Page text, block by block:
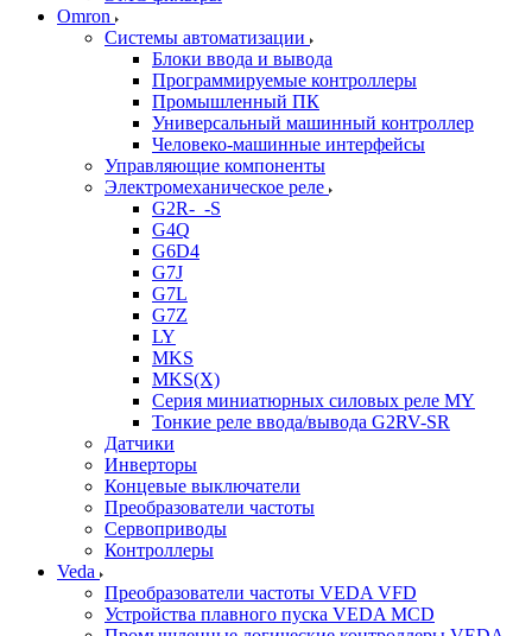
Omron
Системы автоматизации
Блоки ввода и вывода
Программируемые контроллеры
Промышленный ПК
Универсальный машинный контроллер
Человеко-машинные интерфейсы
Управляющие компоненты
Электромеханическое реле
G2R-_-S
G4Q
G6D4
G7J
G7L
G7Z
LY
MKS
MKS(X)
Серия миниатюрных силовых реле MY
Тонкие реле ввода/вывода G2RV-SR
Датчики
Инверторы
Концевые выключатели
Преобразователи частоты
Сервоприводы
Контроллеры
Veda
Преобразователи частоты VEDA VFD
Устройства плавного пуска VEDA MCD